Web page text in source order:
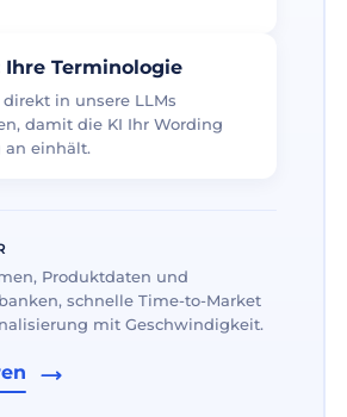
Ihre Terminologie
direkt in unsere LLMs
damit die KI Ihr Wording
an einhält.
Produktdaten und
schnelle Time-to-Market
mit Geschwindigkeit.